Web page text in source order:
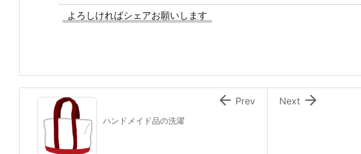
よろしければシェアお願いします

Next
ハンドメイド品の洗濯
 Prev